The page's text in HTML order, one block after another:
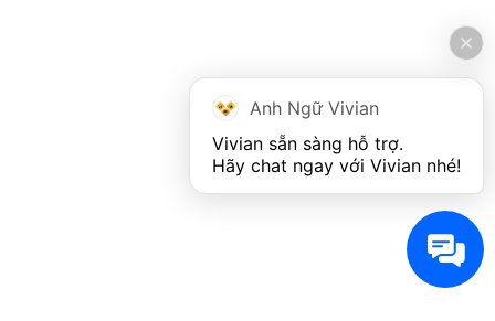
Anh Ngữ Vivian
Vivian sẵn sàng hỗ trợ.
Hãy chat ngay với Vivian nhé!